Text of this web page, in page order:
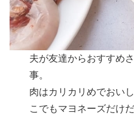
夫が友達からおすすめ
事。
肉はカリカリめでおい
こでもマヨネーズだけだ